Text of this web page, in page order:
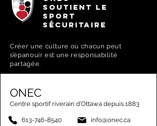
SOUTIENT LE
SPORT
SÉCURITAIRE
Créer une culture où chacun peut
s’épanouir est une responsabilité
partagée.
ONEC
Centre sportif riverain d’Ottawa depuis 1883
613-746-8540 info@onec.ca